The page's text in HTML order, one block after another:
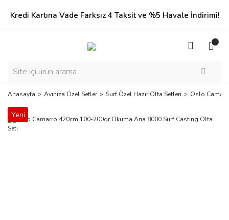
Kredi Kartına Vade Farksız 4 Taksit ve %5 Havale İndirimi!
Anasayfa Avınıza Özel Setler Surf Özel Hazır Olta Setleri Oslo
Yeni